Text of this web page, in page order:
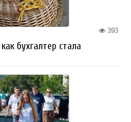
393
бухгалтер стала